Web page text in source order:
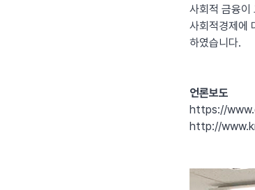
사회적 금융
사회적경제에
하였습니다.
언론보도
https://
http://